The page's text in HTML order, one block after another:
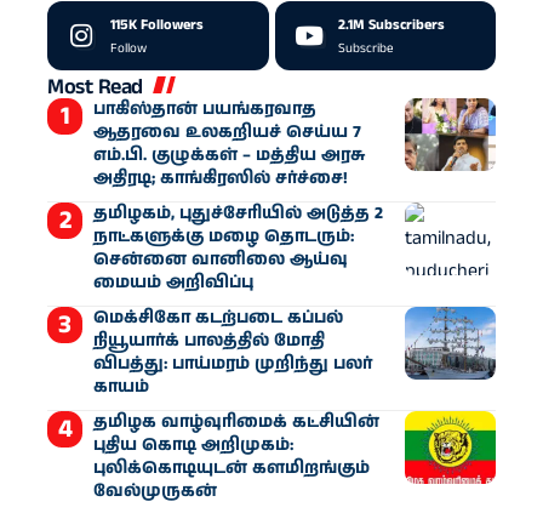
115KFollowers
Follow
2.1M Subscribers
Subscribe
Most Read
பாகிஸ்தான் பயங்கரவாத
ஆதரவை உலகறியச் செய்ய 7
எம்.பி. குழுக்கள் – மத்திய அரசு
அதிரடி; காங்கிரஸில் சர்ச்சை!
தமிழகம், புதுச்சேரியில் அடுத்த 2
நாட்களுக்கு மழை தொடரும்:
சென்னை வானிலை ஆய்வு
மையம் அறிவிப்பு
மெக்சிகோ கடற்படை கப்பல்
நியூயார்க் பாலத்தில் மோதி
விபத்து: பாய்மரம் முறிந்து பலர்
காயம்
தமிழக வாழ்வுரிமைக் கட்சியின்
புதிய கொடி அறிமுகம்:
புலிக்கொடியுடன் களமிறங்கும்
வேல்முருகன்